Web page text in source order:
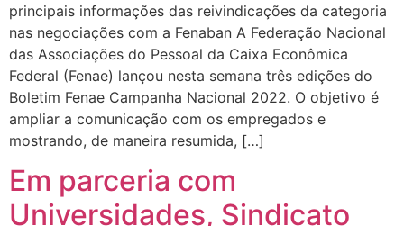
principais informações das reivindicações da categoria
nas negociações com a Fenaban A Federação Nacional
das Associações do Pessoal da Caixa Econômica
Federal (Fenae) lançou nesta semana três edições do
Boletim Fenae Campanha Nacional 2022. O objetivo é
ampliar a comunicação com os empregados e
mostrando, de maneira resumida, […]
Em parceria com
Universidades, Sindicato